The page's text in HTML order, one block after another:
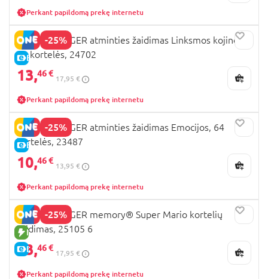
Perkant papildomą prekę internetu
-25%
E-KAINA
RAVENSBURGER atminties žaidimas Linksmos kojinės,
64 kortelės, 24702
13,46 €
17,95 €
Perkant papildomą prekę internetu
-25%
E-KAINA
RAVENSBURGER atminties žaidimas Emocijos, 64
kortelės, 23487
10,46 €
13,95 €
Perkant papildomą prekę internetu
-25%
NAUJA PREKĖ
E-KAINA
RAVENSBURGER memory® Super Mario kortelių
žaidimas, 25105 6
13,46 €
17,95 €
Perkant papildomą prekę internetu